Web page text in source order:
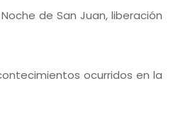
de San Juan, liberación
ocurridos en la